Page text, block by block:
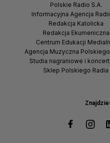
Polskie Radio S.A.
Informacyjna Agencja
Redakcja Katolicka
Redakcja Ekumeniczna
Centrum Edukacji
Agencja Muzyczna
Studia nagraniowe i
Sklep Polskiego Radia